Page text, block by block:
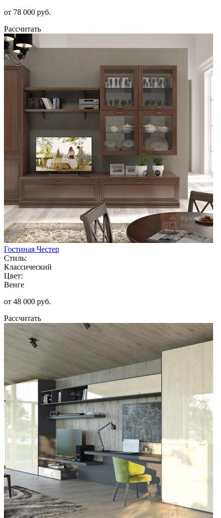
от 78 000 руб.
Рассчитать
Гостиная Честер
Стиль:
Классический
Цвет:
Венге
от 48 000 руб.
Рассчитать